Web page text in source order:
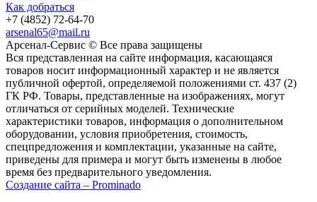
Как добраться
+7 (4852) 72-64-70
arsenal65@mail.ru
Aрсенал-Сервис © Все права защищены
Вся представленная на сайте информация, касающаяся
товаров носит информационный характер и не является
публичной офертой, определяемой положениями ст. 437 (2)
ГК РФ. Товары, представленные на изображениях, могут
отличаться от серийных моделей. Технические
характеристики товаров, информация о дополнительном
оборудовании, условия приобретения, стоимость,
спецпредложения и комплектации, указанные на сайте,
приведены для примера и могут быть изменены в любое
время без предварительного уведомления.
Создание сайта – Prominado